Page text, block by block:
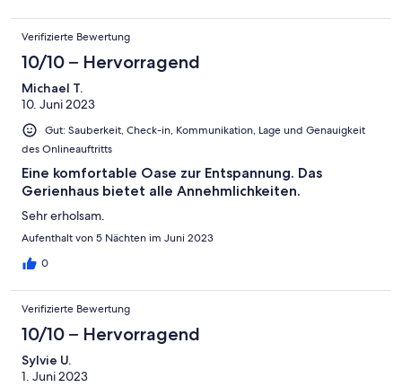
Verifizierte Bewertung
10/10 – Hervorragend
Michael T.
10. Juni 2023
Gut: Sauberkeit, Check-in, Kommunikation, Lage und Genauigkeit
des Onlineauftritts
Eine komfortable Oase zur Entspannung. Das
Gerienhaus bietet alle Annehmlichkeiten.
Sehr erholsam.
Aufenthalt von 5 Nächten im Juni 2023
0
Verifizierte Bewertung
10/10 – Hervorragend
Sylvie U.
1. Juni 2023